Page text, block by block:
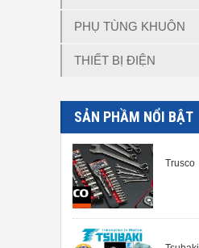
PHỤ TÙNG KHUÔN
THIẾT BỊ ĐIỆN
SẢN PHẦM NỔI BẬT
Trusco